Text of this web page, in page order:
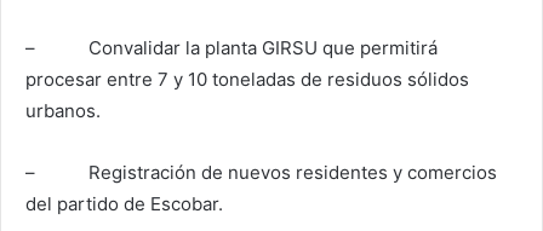
– Convalidar la planta GIRSU que permitirá
procesar entre 7 y 10 toneladas de residuos sólidos
urbanos.
– Registración de nuevos residentes y comercios
del partido de Escobar.